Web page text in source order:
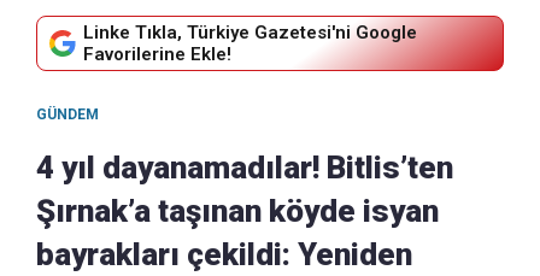
Linke Tıkla, Türkiye Gazetesi'ni Google
Favorilerine Ekle!
GÜNDEM
4 yıl dayanamadılar! Bitlis’ten
Şırnak’a taşınan köyde isyan
bayrakları çekildi: Yeniden